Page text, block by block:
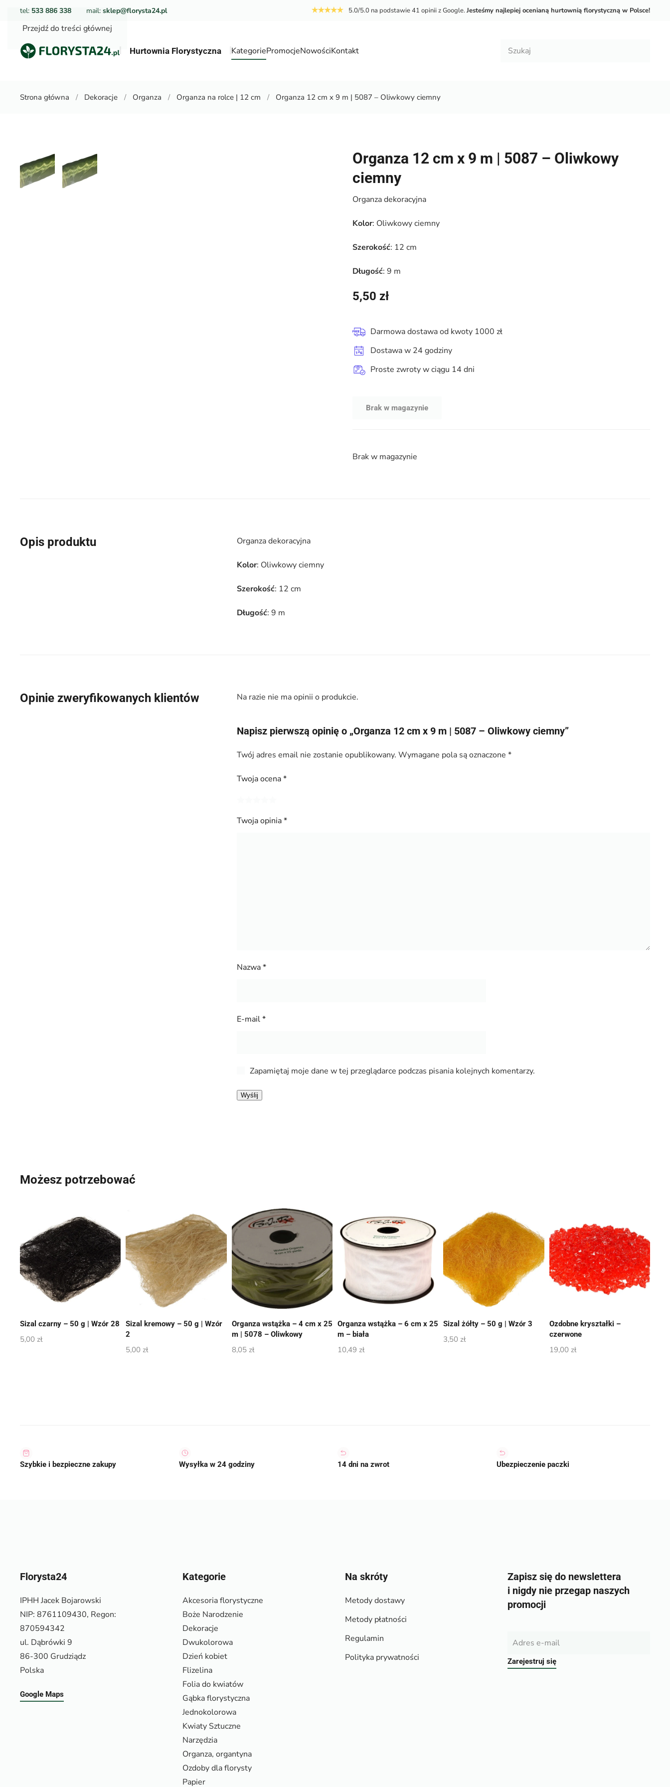
Przejdź do treści głównej
tel: 533 886 338 mail: sklep@florysta24.pl 5.0/5.0 na podstawie 41 opinii z Google.Jesteśmy najlepiej ocenianą hurtownią florystyczną w Polsce!
Hurtownia Florystyczna KategoriePromocjeNowościKontakt
Strona główna Dekoracje Organza Organza na rolce | 12 cm Organza 12 cm x 9 m | 5087 – Oliwkowy ciemny
Organza 12 cm x 9 m | 5087 – Oliwkowy
ciemny
Organza dekoracyjna
Kolor: Oliwkowy ciemny
Szerokość: 12 cm
Długość: 9 m
5,50 zł
Darmowa dostawa od kwoty 1000 zł
Dostawa w 24 godziny
Proste zwroty w ciągu 14 dni
Brak w magazynie
Brak w magazynie
Opis produktu Organza dekoracyjna
Kolor: Oliwkowy ciemny
Szerokość: 12 cm
Długość: 9 m
Opinie zweryfikowanych klientów Na razie nie ma opinii o produkcie.
Napisz pierwszą opinię o „Organza 12 cm x 9 m | 5087 – Oliwkowy ciemny”
Twój adres email nie zostanie opublikowany. Wymagane pola są oznaczone *
Twoja ocena*
Twoja opinia*
Nazwa*
E-mail*
Zapamiętaj moje dane w tej przeglądarce podczas pisania kolejnych komentarzy.
Możesz potrzebować
Sizal czarny – 50 g | Wzór 28
5,00 zł
Sizal kremowy – 50 g | Wzór
2
5,00 zł
Organza wstążka – 4 cm x 25
m | 5078 – Oliwkowy
8,05 zł
Organza wstążka – 6 cm x 25
m – biała
10,49 zł
Sizal żółty – 50 g | Wzór 3
3,50 zł
Ozdobne kryształki –
czerwone
19,00 zł
Szybkie i bezpieczne zakupy Wysyłka w 24 godziny 14 dni na zwrot Ubezpieczenie paczki
Florysta24
IPHH Jacek Bojarowski
NIP: 8761109430, Regon:
870594342
ul. Dąbrówki 9
86-300 Grudziądz
Polska
Google Maps
Kategorie
Akcesoria florystyczne
Boże Narodzenie
Dekoracje
Dwukolorowa
Dzień kobiet
Flizelina
Folia do kwiatów
Gąbka florystyczna
Jednokolorowa
Kwiaty Sztuczne
Narzędzia
Organza, organtyna
Ozdoby dla florysty
Papier
Na skróty
Metody dostawy
Metody płatności
Regulamin
Polityka prywatności
Zapisz się do newslettera
i nigdy nie przegap naszych
promocji
Zarejestruj się